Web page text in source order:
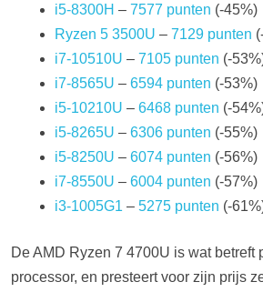
i5-8300H – 7577 punten (-45%)
Ryzen 5 3500U – 7129 punten
i7-10510U – 7105 punten (-
i7-8565U – 6594 punten (-53%)
i5-10210U – 6468 punten (-
i5-8265U – 6306 punten (-55%)
i5-8250U – 6074 punten (-56%)
i7-8550U – 6004 punten (-57%)
i3-1005G1 – 5275 punten (-
De AMD Ryzen 7 4700U is wat betreft
processor, en presteert voor zijn prijs